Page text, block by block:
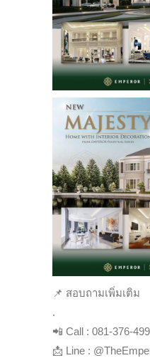
📌 สอบถามเพิ่มเติม
.
📲 Call : 081-376-
📩 Line :